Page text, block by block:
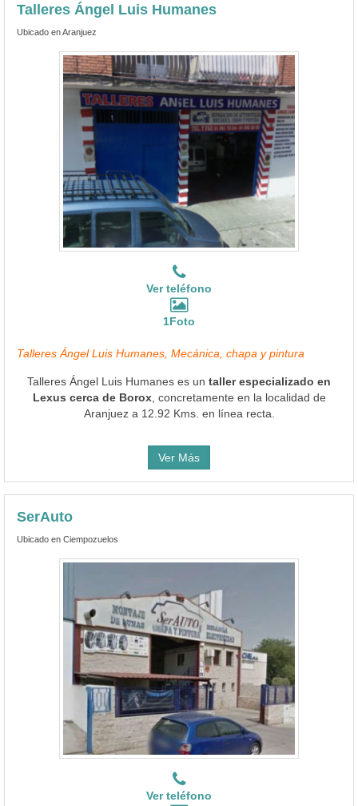
Talleres Ángel Luis Humanes
Ubicado en Aranjuez
Ver teléfono
1Foto
Talleres Ángel Luis Humanes, Mecánica, chapa y pintura
Talleres Ángel Luis Humanes es un taller especializado en
Lexus cerca de Borox, concretamente en la localidad de
Aranjuez a 12.92 Kms. en línea recta.
Ver Más
SerAuto
Ubicado en Ciempozuelos
Ver teléfono